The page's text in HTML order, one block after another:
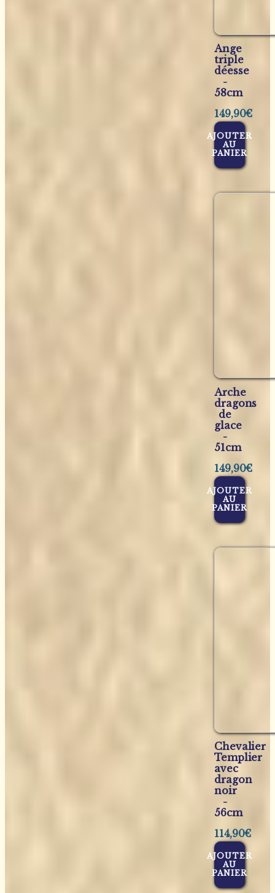
Ange
triple
déesse
-
58cm
149,90€
AJOUTER
AU
PANIER
Arche
dragons
de
glace
-
51cm
149,90€
AJOUTER
AU
PANIER
Chevalier
Templier
avec
dragon
noir
-
56cm
114,90€
AJOUTER
AU
PANIER